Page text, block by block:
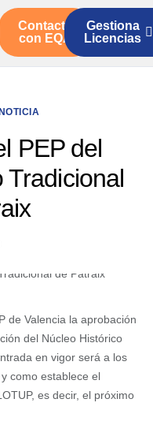
Contacto
con EQA
Gestiona
Licencias
NOTICIA
PEP del
Tradicional
de Valencia la aprobación
del Núcleo Histórico
en vigor será a los
como establece el
es decir, el próximo